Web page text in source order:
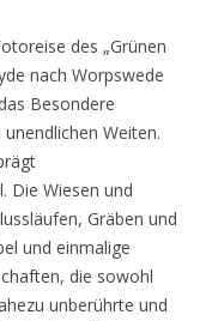
des „Grünen
nach Worpswede
Besondere
Weiten.
Die Wiesen und
Gräben und
und einmalige
die sowohl
unberührte und